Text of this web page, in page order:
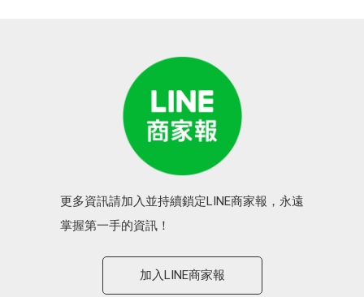
更多資訊請加入並持續鎖定LINE商家報，永遠
掌握第一手的資訊！
加入LINE商家報